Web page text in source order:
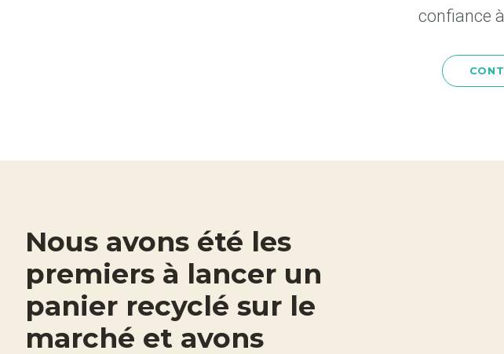
confiance
Nous avons été les
premiers à lancer un
panier recyclé sur le
marché et avons